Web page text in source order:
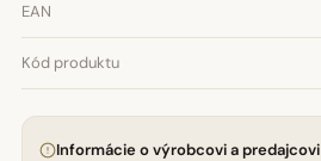
EAN
Kód produktu
Informácie o výrobcovi a predajcovi